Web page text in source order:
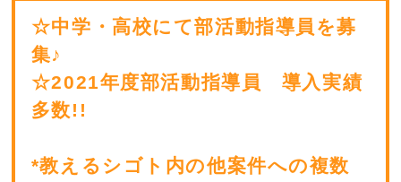
☆中学・高校にて部活動指導員を募
集♪
☆2021年度部活動指導員 導入実績
多数!!
*教えるシゴト内の他案件への複数